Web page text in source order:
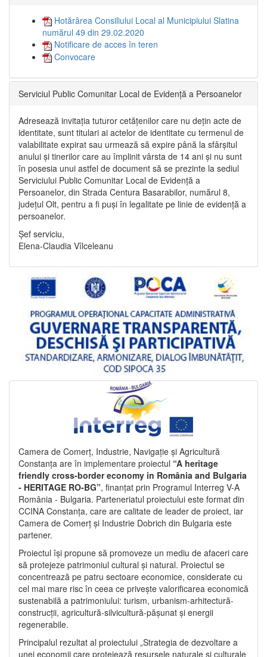
Hotărârea Consiliului Local al Municipiului Slatina
numărul 49 din 29.02.2020
Notificare de acces în teren
Convocare
Serviciul Public Comunitar Local de Evidență a Persoanelor
Adresează invitația tuturor cetățenilor care nu dețin acte de
identitate, sunt titulari ai actelor de identitate cu termenul de
valabilitate expirat sau urmează să expire până la sfârșitul
anului și tinerilor care au împlinit vârsta de 14 ani și nu sunt
în posesia unui astfel de document să se prezinte la sediul
Serviciului Public Comunitar Local de Evidență a
Persoanelor, din Strada Centura Basarabilor, numărul 8,
județul Olt, pentru a fi puși în legalitate pe linie de evidență a
persoanelor.
Șef serviciu,
Elena-Claudia Vîlceleanu
Camera de Comerț, Industrie, Navigație și Agricultură
Constanța are în implementare proiectul “A heritage
friendly cross-border economy in România and Bulgaria
- HERITAGE RO-BG”, finanțat prin Programul Interreg V-A
România - Bulgaria. Parteneriatul proiectului este format din
CCINA Constanța, care are calitate de leader de proiect, iar
Camera de Comerț și Industrie Dobrich din Bulgaria este
partener.
Proiectul își propune să promoveze un mediu de afaceri care
să protejeze patrimoniul cultural și natural. Proiectul se
concentrează pe patru sectoare economice, considerate cu
cel mai mare risc în ceea ce privește valorificarea economică
sustenabilă a patrimoniului: turism, urbanism-arhitectură-
construcții, agricultură-silvicultură-pășunat și energii
regenerabile.
Principalul rezultat al proiectului „Strategia de dezvoltare a
unei economii care protejează resursele naturale și culturale